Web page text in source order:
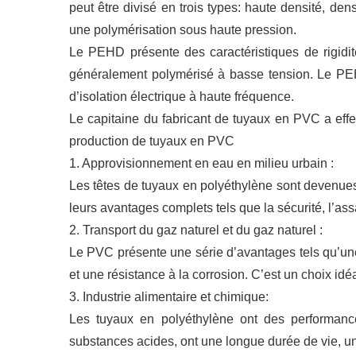
peut être divisé en trois types: haute densité,
une polymérisation sous haute pression.
Le PEHD présente des caractéristiques de
généralement polymérisé à basse tension. Le
d’isolation électrique à haute fréquence.
Le capitaine du fabricant de tuyaux en PVC a
production de tuyaux en PVC
1. Approvisionnement en eau en milieu urbain :
Les têtes de tuyaux en polyéthylène sont
leurs avantages complets tels que la sécurité,
2. Transport du gaz naturel et du gaz naturel :
Le PVC présente une série d’avantages tels
et une résistance à la corrosion. C’est un choix
3. Industrie alimentaire et chimique:
Les tuyaux en polyéthylène ont des
substances acides, ont une longue durée de vie,